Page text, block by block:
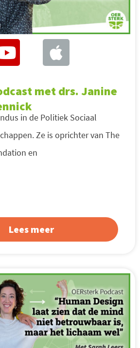
met drs. Janine
in de Politiek Sociaal
Ze is oprichter van The
en
Lees meer